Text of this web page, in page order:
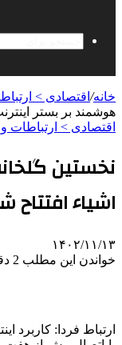
خانه/ اقتصادی >
هوشمند بر بستر
اقتصادی > ارتباطات
نخستین
اشیاء افتتاح
۱۴۰۲/۱۱/۱۳
خواندن این مطلب 2 دقیقه زمان میبرد
ارتباط فردا: کاربرد